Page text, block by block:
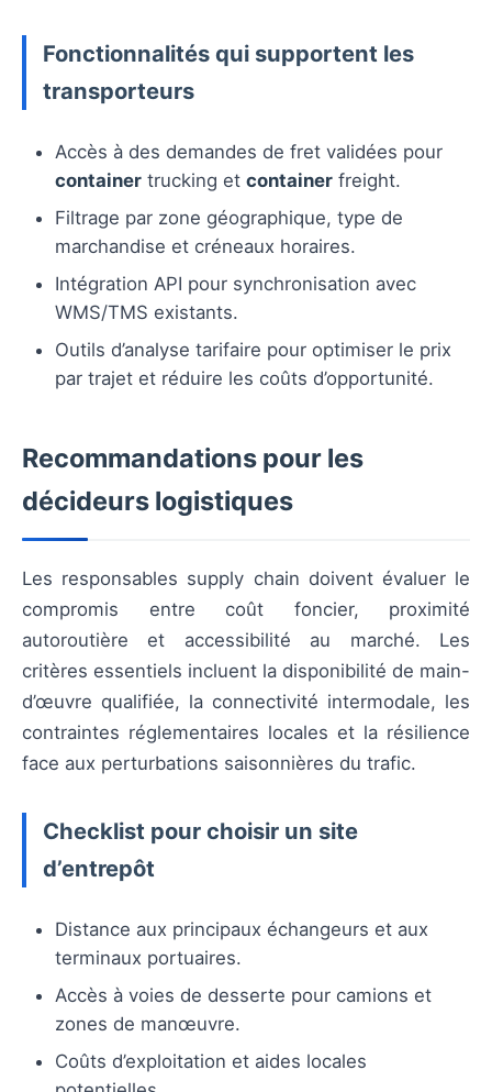
Fonctionnalités qui supportent les
transporteurs
Accès à des demandes de fret validées pour
container trucking et container freight.
Filtrage par zone géographique, type de
marchandise et créneaux horaires.
Intégration API pour synchronisation avec
WMS/TMS existants.
Outils d’analyse tarifaire pour optimiser le prix
par trajet et réduire les coûts d’opportunité.
Recommandations pour les
décideurs logistiques
Les responsables supply chain doivent évaluer le
compromis entre coût foncier, proximité
autoroutière et accessibilité au marché. Les
critères essentiels incluent la disponibilité de main-
d’œuvre qualifiée, la connectivité intermodale, les
contraintes réglementaires locales et la résilience
face aux perturbations saisonnières du trafic.
Checklist pour choisir un site
d’entrepôt
Distance aux principaux échangeurs et aux
terminaux portuaires.
Accès à voies de desserte pour camions et
zones de manœuvre.
Coûts d’exploitation et aides locales